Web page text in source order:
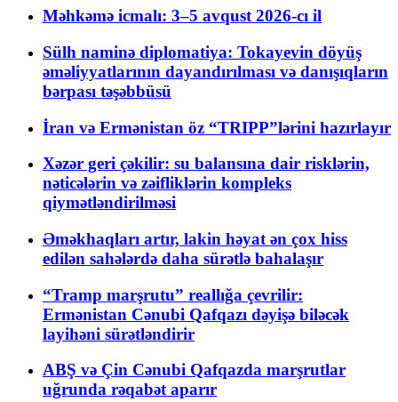
Məhkəmə icmalı: 3–5 avqust 2026-cı il
Sülh naminə diplomatiya: Tokayevin döyüş
əməliyyatlarının dayandırılması və danışıqların
bərpası təşəbbüsü
İran və Ermənistan öz “TRIPP”lərini hazırlayır
Xəzər geri çəkilir: su balansına dair risklərin,
nəticələrin və zəifliklərin kompleks
qiymətləndirilməsi
Əməkhaqları artır, lakin həyat ən çox hiss
edilən sahələrdə daha sürətlə bahalaşır
“Tramp marşrutu” reallığa çevrilir:
Ermənistan Cənubi Qafqazı dəyişə biləcək
layihəni sürətləndirir
ABŞ və Çin Cənubi Qafqazda marşrutlar
uğrunda rəqabət aparır